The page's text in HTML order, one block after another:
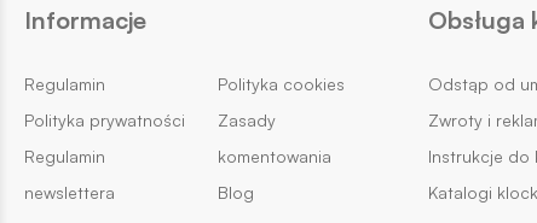
Informacje
Regulamin
Polityka prywatności
Regulamin
newslettera
Polityka cookies
Zasady
komentowania
Blog
Obsługa
Odstąp od
Zwroty i
Instrukcje do
Katalogi